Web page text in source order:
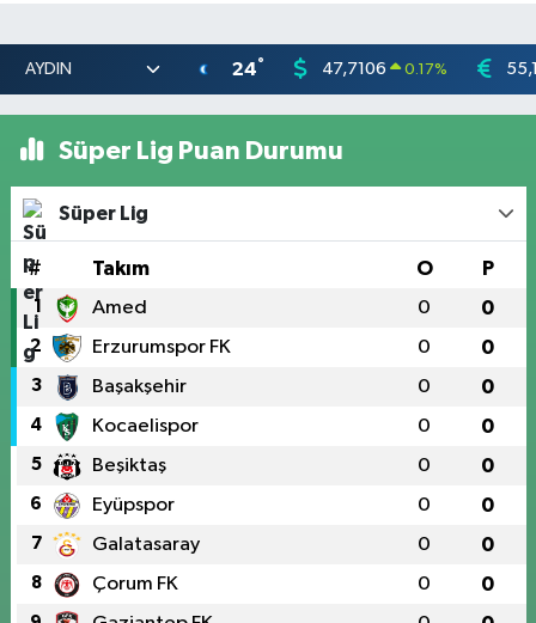
24° 47,7106 0.17%
Süper Lig Puan Durumu
Süper Lig
# Takım O P
1 Amed 0 0
2 Erzurumspor FK 0 0
3 Başakşehir 0 0
4 Kocaelispor 0 0
5 Beşiktaş 0 0
6 Eyüpspor 0 0
7 Galatasaray 0 0
8 Çorum FK 0 0